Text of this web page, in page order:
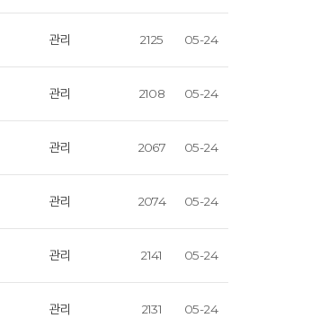
관리 2125 05-24
관리 2108 05-24
관리 2067 05-24
관리 2074 05-24
관리 2141 05-24
관리 2131 05-24